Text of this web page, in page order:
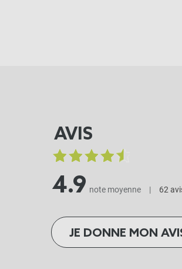
AVIS
4.9 note moyenne | 62
JE DONNE MON